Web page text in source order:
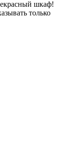
шкаф!
только